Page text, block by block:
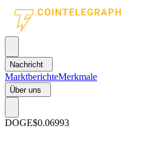
Nachricht
MarktberichteMerkmale
Über uns
DOGE$0.06993